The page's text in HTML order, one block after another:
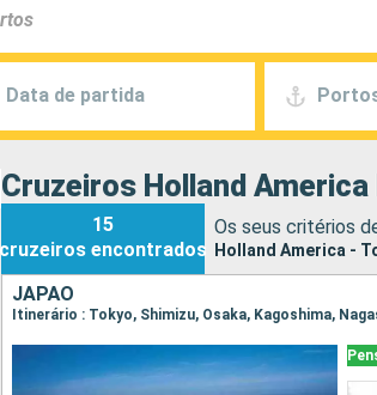
Data de partida
Cruzeiros Holland
15
cruzeiros encontrados
Os seus critérios
Holland America -
JAPÃO
Itinerário : Tokyo, Shimizu, Osaka, Kagoshima,